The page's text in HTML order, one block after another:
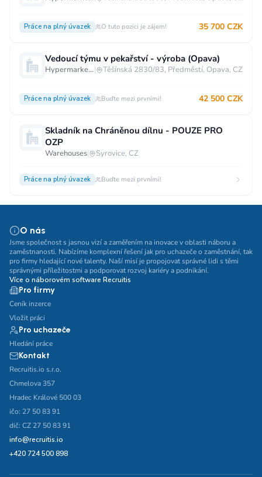
Práce na plný úvazek O tuto pozici je zájem! 35 700 CZK
Vedoucí týmu v pekařství - výroba (Opava)
Hypermarket - Opava| Těšínská 2830/83, Předměstí, Opava, CZ
Práce na plný úvazek Buďte mezi prvními! 42 500 CZK
Skladník na Chráněnou dílnu - POUZE PRO
OZP
Warehouses| Syrovice, CZ
Práce na plný úvazek Buďte mezi prvními!
O nás
Jsme společnost s jasnou vizí a zaměřením na inovace v oblasti náboru a
zaměstnanosti. Nabízíme komplexní řešení jak pro uchazeče o zaměstnání, tak
pro firmy hledající nové talenty. Naší misí je propojovat správné lidi s těmi
správnými příležitostmi a podporovat rozvoj kariéry a podnikání.
Více o náborovém software Recruitis
Pro firmy
Ceník inzerce
Vložit práci
Pro uchazeče
Hledání práce
Kontakt
Recruitis.io s.r.o.
Chmelova 357
Hradec Králové 500 03
ičo: 27 50 83 91
dič: CZ 27 50 83 91
info@recruitis.io
+420 724 500 898